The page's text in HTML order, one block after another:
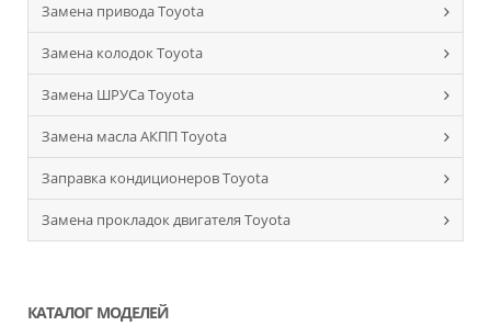
Замена привода Toyota
Замена колодок Toyota
Замена ШРУСа Toyota
Замена масла АКПП Toyota
Заправка кондиционеров Toyota
Замена прокладок двигателя Toyota
КАТАЛОГ МОДЕЛЕЙ